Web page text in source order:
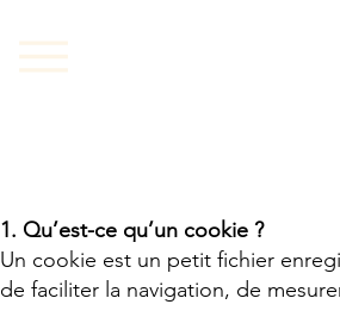
1. Qu’est-ce qu’un cookie ?
Un cookie est un petit fichier
de faciliter la navigation, de